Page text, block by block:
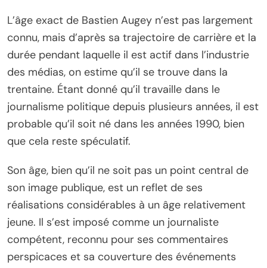
L’âge exact de Bastien Augey n’est pas largement
connu, mais d’après sa trajectoire de carrière et la
durée pendant laquelle il est actif dans l’industrie
des médias, on estime qu’il se trouve dans la
trentaine. Étant donné qu’il travaille dans le
journalisme politique depuis plusieurs années, il est
probable qu’il soit né dans les années 1990, bien
que cela reste spéculatif.
Son âge, bien qu’il ne soit pas un point central de
son image publique, est un reflet de ses
réalisations considérables à un âge relativement
jeune. Il s’est imposé comme un journaliste
compétent, reconnu pour ses commentaires
perspicaces et sa couverture des événements